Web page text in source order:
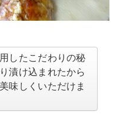
したこだわりの秘
漬け込まれたから
味しくいただけま